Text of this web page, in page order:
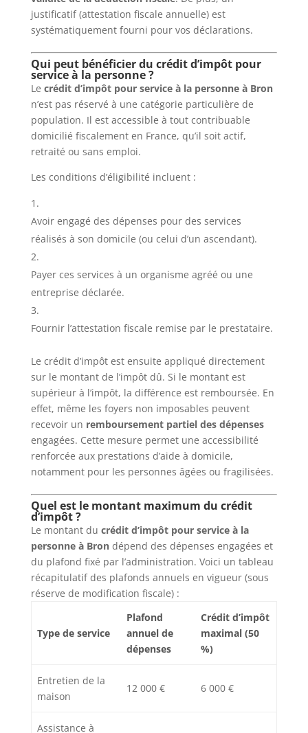
justificatif (attestation fiscale annuelle) est
systématiquement fourni pour vos déclarations.
Qui peut bénéficier du crédit d’impôt pour
service à la personne ?
Le crédit d’impôt pour service à la personne à Bron
n’est pas réservé à une catégorie particulière de
population. Il est accessible à tout contribuable
domicilié fiscalement en France, qu’il soit actif,
retraité ou sans emploi.
Les conditions d’éligibilité incluent :
Avoir engagé des dépenses pour des services
réalisés à son domicile (ou celui d’un ascendant).
Payer ces services à un organisme agréé ou une
entreprise déclarée.
Fournir l’attestation fiscale remise par le prestataire.
Le crédit d’impôt est ensuite appliqué directement
sur le montant de l’impôt dû. Si le montant est
supérieur à l’impôt, la différence est remboursée. En
effet, même les foyers non imposables peuvent
recevoir un remboursement partiel des dépenses
engagées. Cette mesure permet une accessibilité
renforcée aux prestations d’aide à domicile,
notamment pour les personnes âgées ou fragilisées.
Quel est le montant maximum du crédit
d’impôt ?
Le montant du crédit d’impôt pour service à la
personne à Brondépend des dépenses engagées et
du plafond fixé par l’administration. Voici un tableau
récapitulatif des plafonds annuels en vigueur (sous
réserve de modification fiscale) :
Type de service
Plafond
annuel de
dépenses
Crédit d’impôt
maximal (50
%)
Entretien de la
maison
12 000 € 6 000 €
Assistance à